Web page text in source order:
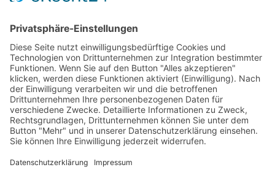
Alle Ergebnisse:
Nennungsliste
Gesamtergebnis Zeittraining 1+2 Original Zeitnahme
Startaufstellung
Original Zeitnahme
Ergebnis Rennen
Original Zeitnahme
Impressum